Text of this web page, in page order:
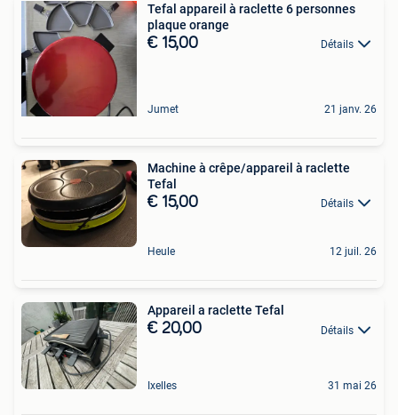
Tefal appareil à raclette 6 personnes
plaque orange
€ 15,00 Détails
Jumet 21 janv. 26
Machine à crêpe/appareil à raclette
Tefal
€ 15,00 Détails
Heule 12 juil. 26
Appareil a raclette Tefal
€ 20,00 Détails
Ixelles 31 mai 26